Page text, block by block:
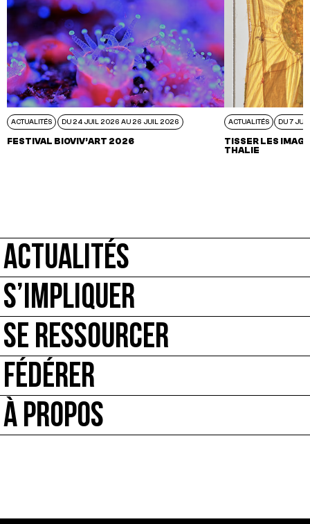
ACTUALITÉS DU 24 JUIL 2026 AU 26 JUIL 2026
FESTIVAL BIOVIV’ART 2026
ACTUALITÉS DU 7
TISSER LES
THALIE
ACTUALITÉS
S’IMPLIQUER
SE RESSOURCER
FÉDÉRER
À PROPOS